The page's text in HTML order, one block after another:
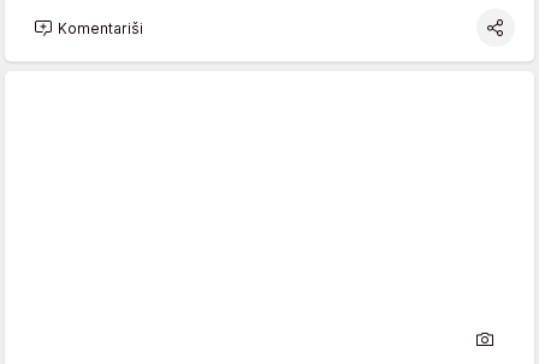
Komentariši